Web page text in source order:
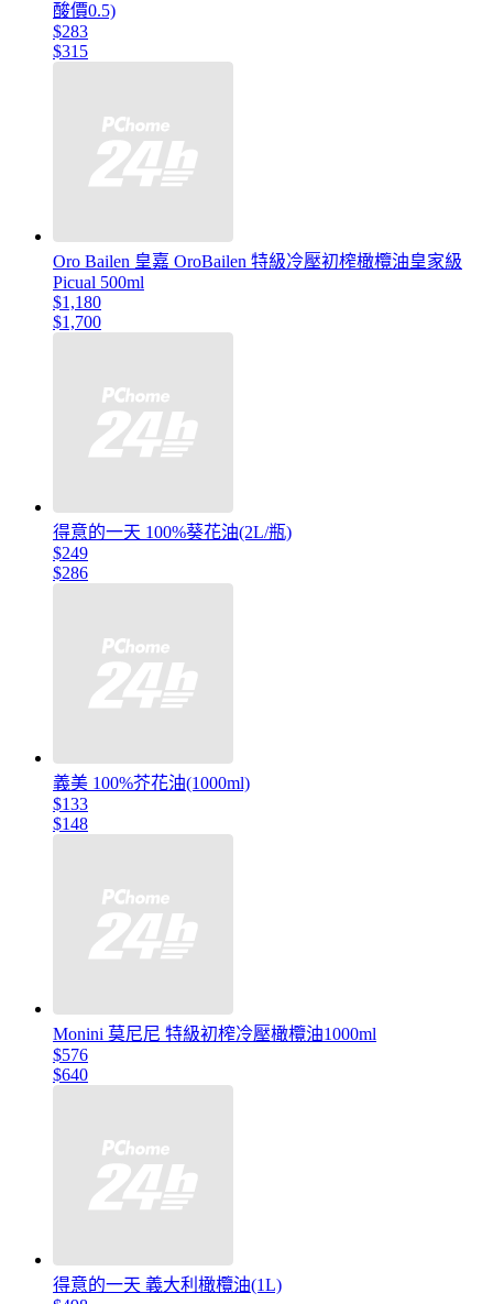
酸價0.5)
$283
$315
Oro Bailen 皇嘉 OroBailen 特級冷壓初榨橄欖油皇家級
Picual 500ml
$1,180
$1,700
得意的一天 100%葵花油(2L/瓶)
$249
$286
義美 100%芥花油(1000ml)
$133
$148
Monini 莫尼尼 特級初榨冷壓橄欖油1000ml
$576
$640
得意的一天 義大利橄欖油(1L)